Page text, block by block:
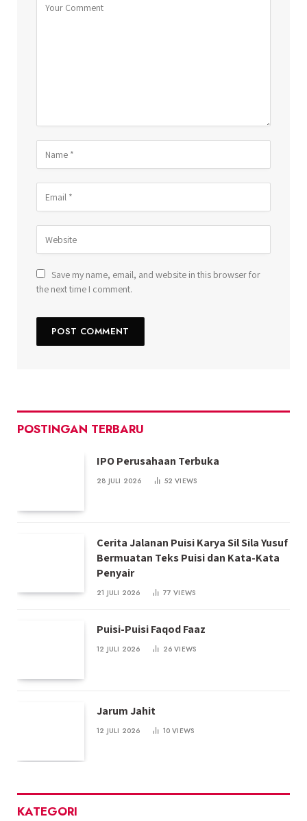
Save my name, email, and website in this browser for
the next time I comment.
POSTINGAN TERBARU
IPO Perusahaan Terbuka
28 JULI 2026 52VIEWS
Cerita Jalanan Puisi Karya Sil Sila Yusuf
Bermuatan Teks Puisi dan Kata-Kata
Penyair
21 JULI 2026 77VIEWS
Puisi-Puisi Faqod Faaz
12 JULI 2026 26VIEWS
Jarum Jahit
12 JULI 2026 10VIEWS
KATEGORI